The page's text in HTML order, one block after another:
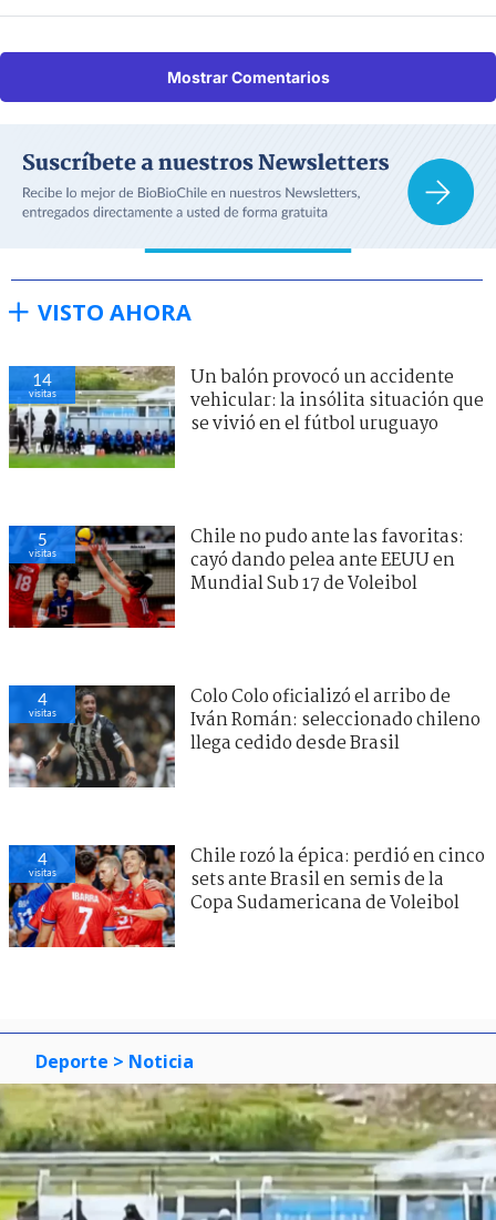
Mostrar Comentarios
VISTO AHORA
14
visitas
Un balón provocó un accidente
vehicular: la insólita situación que
se vivió en el fútbol uruguayo
5
visitas
Chile no pudo ante las favoritas:
cayó dando pelea ante EEUU en
Mundial Sub 17 de Voleibol
4
visitas
Colo Colo oficializó el arribo de
Iván Román: seleccionado chileno
llega cedido desde Brasil
4
visitas
Chile rozó la épica: perdió en cinco
sets ante Brasil en semis de la
Copa Sudamericana de Voleibol
Deporte > Noticia